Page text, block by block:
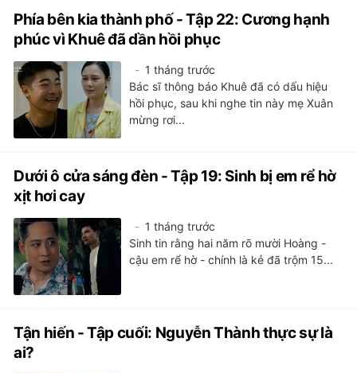
Phía bên kia thành phố - Tập 22: Cương hạnh
phúc vì Khuê đã dần hồi phục
1 tháng trước
Bác sĩ thông báo Khuê đã có dấu hiệu
hồi phục, sau khi nghe tin này mẹ Xuân
mừng rơi...
Dưới ô cửa sáng đèn - Tập 19: Sinh bị em rể hờ
xịt hơi cay
1 tháng trước
Sinh tin rằng hai năm rõ mười Hoàng -
cậu em rể hờ - chính là kẻ đã trộm 15...
Tận hiến - Tập cuối: Nguyễn Thành thực sự là
ai?